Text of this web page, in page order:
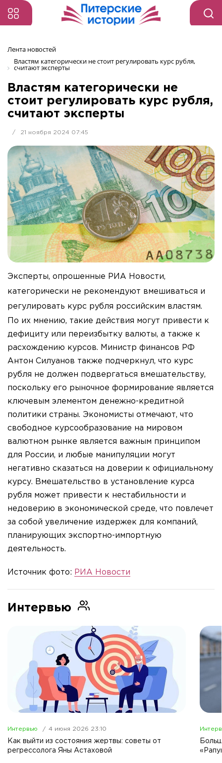
Лента новостей
Властям категорически не стоит регулировать курс рубля,
считают эксперты
Властям категорически не
стоит регулировать курс рубля,
считают эксперты
/ 21 ноября 2024 07:45
Эксперты, опрошенные РИА Новости,
категорически не рекомендуют вмешиваться и
регулировать курс рубля российским властям.
По их мнению, такие действия могут привести к
дефициту или переизбытку валюты, а также к
расхождению курсов. Министр финансов РФ
Антон Силуанов также подчеркнул, что курс
рубля не должен подвергаться вмешательству,
поскольку его рыночное формирование является
ключевым элементом денежно-кредитной
политики страны. Экономисты отмечают, что
свободное курсообразование на мировом
валютном рынке является важным принципом
для России, и любые манипуляции могут
негативно сказаться на доверии к официальному
курсу. Вмешательство в установление курса
рубля может привести к нестабильности и
недоверию в экономической среде, что повлечет
за собой увеличение издержек для компаний,
планирующих экспортно-импортную
деятельность.
Источник фото: РИА Новости
Интервью
Интервью 4 июня 2026 23:10
Как выйти из состояния жертвы: советы от
регрессолога Яны Астаховой